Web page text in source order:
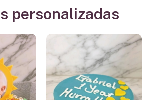
personalizadas